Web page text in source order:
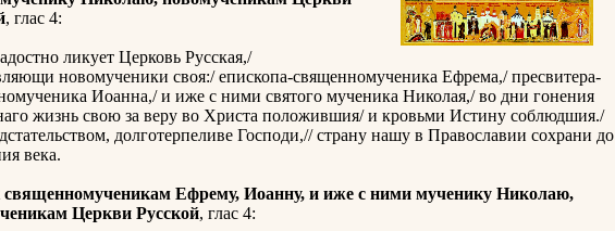
, глас 4:
ликует Церковь Русская,/
новомученики своя:/ епископа-священномученика Ефрема,/ пресвитера-
Иоанна,/ и иже с ними святого мученика Николая,/ во дни гонения
жизнь свою за веру во Христа положившия/ и кровьми Истину соблюдшия./
долготерпеливе Господи,// страну нашу в Православии сохрани до
века.
священномученикам Ефрему, Иоанну, и иже с ними мученику Николаю,
Церкви Русской, глас 4: